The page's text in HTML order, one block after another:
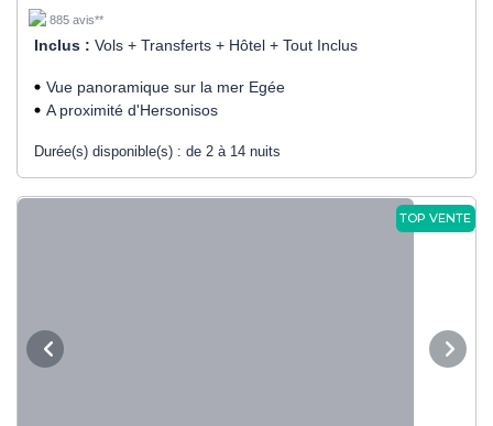
885 avis**
Inclus : Vols + Transferts + Hôtel + Tout Inclus
Vue panoramique sur la mer Egée
A proximité d'Hersonisos
Durée(s) disponible(s) : de 2 à 14 nuits
TOP VENTE